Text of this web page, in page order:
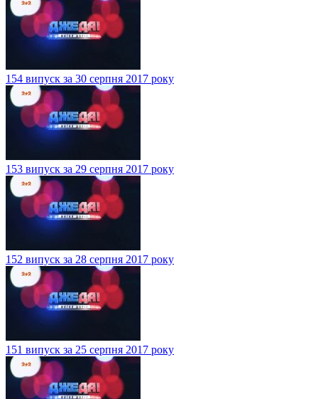
154 випуск за 30 серпня 2017 року
153 випуск за 29 серпня 2017 року
152 випуск за 28 серпня 2017 року
151 випуск за 25 серпня 2017 року